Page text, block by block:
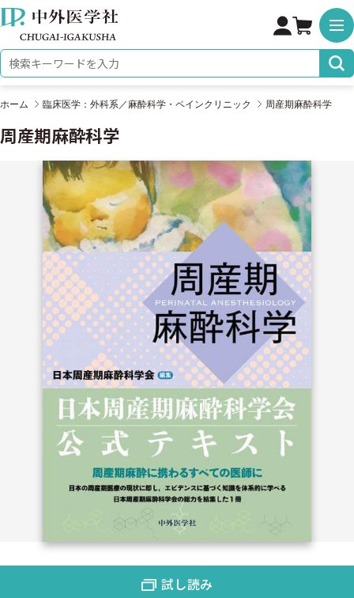
株式会社 中外医学社
検索キーワード
ホーム 臨床医学：外科系／麻酔科学・ペインクリニック 周産期麻酔科学
周産期麻酔科学
試し読み